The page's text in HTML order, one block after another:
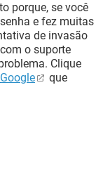
porque, se você
e fez muitas
de invasão
o suporte
Clique
Google
que